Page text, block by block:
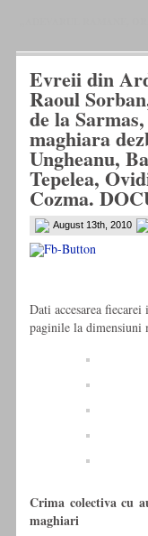
Evreii din
Raoul
de la
maghiara
Ungheanu,
Tepelea,
Cozma.
August 13th, 2010
Dati accesarea
paginile la dimensiuni
Crima colectiva cu
maghiari